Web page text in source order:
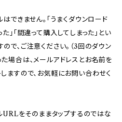
できません。「うまくダウンロード
」「間違って購入してしまった」とい
で、ご注意ください。（3回のダウン
場合は、メールアドレスとお名前を
ますので、お気軽にお問い合わせく
をそのままタップするのではな